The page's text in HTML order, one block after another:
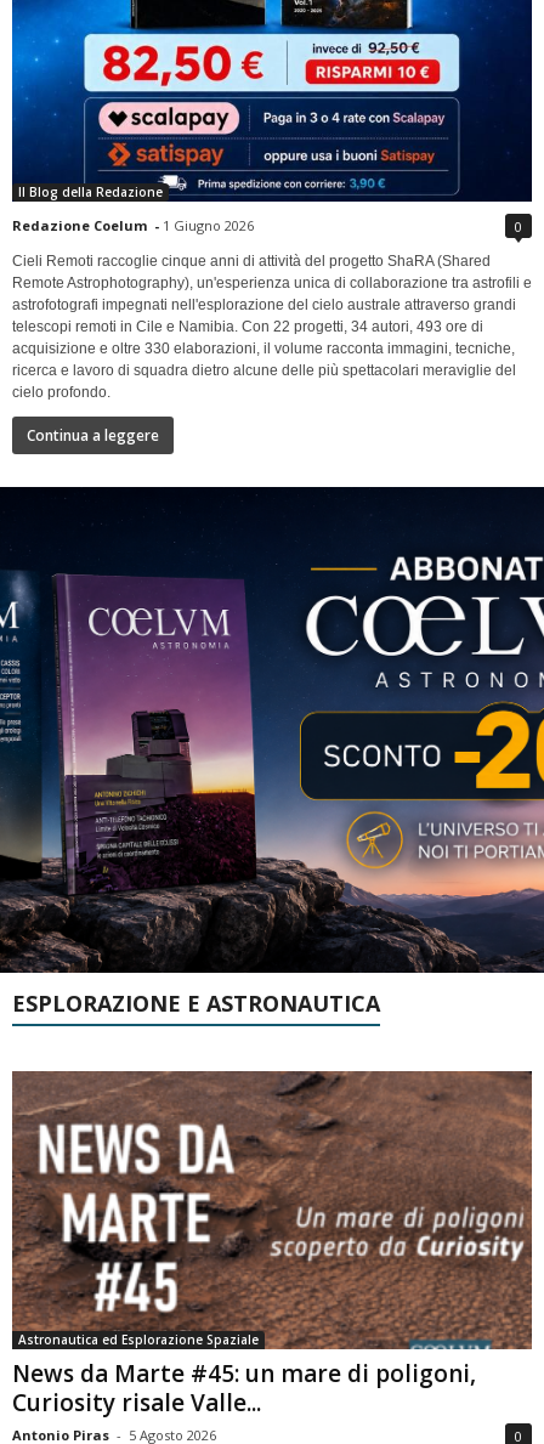
Il Blog della Redazione
Redazione Coelum - 1 Giugno 2026 0
Cieli Remoti raccoglie cinque anni di attività del progetto ShaRA (Shared
Remote Astrophotography), un'esperienza unica di collaborazione tra astrofili e
astrofotografi impegnati nell'esplorazione del cielo australe attraverso grandi
telescopi remoti in Cile e Namibia. Con 22 progetti, 34 autori, 493 ore di
acquisizione e oltre 330 elaborazioni, il volume racconta immagini, tecniche,
ricerca e lavoro di squadra dietro alcune delle più spettacolari meraviglie del
cielo profondo.
Continua a leggere
ESPLORAZIONE E ASTRONAUTICA
Astronautica ed Esplorazione Spaziale
News da Marte #45: un mare di poligoni,
Curiosity risale Valle...
Antonio Piras - 5 Agosto 2026 0